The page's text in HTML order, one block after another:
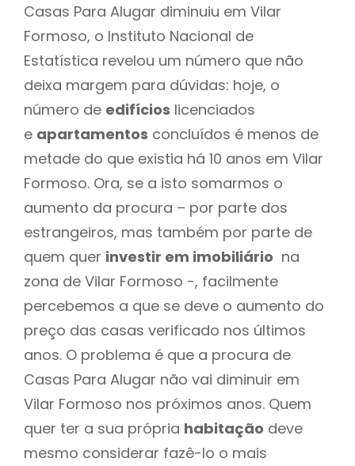
Casas Para Alugar diminuiu em Vilar
Formoso, o Instituto Nacional de
Estatística revelou um número que não
deixa margem para dúvidas: hoje, o
número de edifícios licenciados
e apartamentos concluídos é menos de
metade do que existia há 10 anos em Vilar
Formoso. Ora, se a isto somarmos o
aumento da procura – por parte dos
estrangeiros, mas também por parte de
quem quer investir em imobiliário na
zona de Vilar Formoso -, facilmente
percebemos a que se deve o aumento do
preço das casas verificado nos últimos
anos. O problema é que a procura de
Casas Para Alugar não vai diminuir em
Vilar Formoso nos próximos anos. Quem
quer ter a sua própria habitação deve
mesmo considerar fazê-lo o mais